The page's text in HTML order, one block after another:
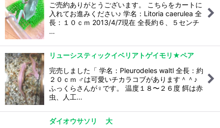
ご売約ありがとうございます。 こちらをカートに
入れてお進みください♪ 学名：Litoria caerulea 全
長：１０ｃｍ 2013/4/7現在 全長約６、５センチ
…
リューシスティックイベリアトゲイモリ★ペア
完売しました「 学名：Pleurodeles waltl 全長：約
２０ｃｍ ♂は可愛いチカラコブがあります＾＾♪
ふっくらさんが♀です。 温度１８〜２６度 餌は赤
虫、人工…
ダイオウサソリ 大